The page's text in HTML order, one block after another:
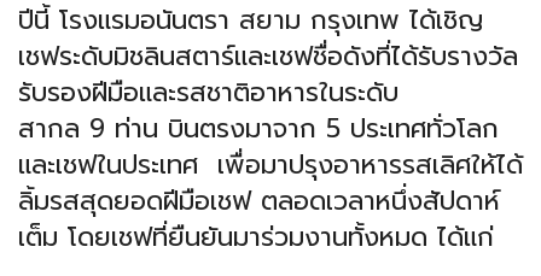
ปีนี้ โรงแรมอนันตรา สยาม กรุงเทพ ได้เชิญ
เชฟระดับมิชลินสตาร์และเชฟชื่อดังที่ได้รับรางวัล
รับรองฝีมือและรสชาติอาหารในระดับ
สากล 9 ท่าน บินตรงมาจาก 5 ประเทศทั่วโลก
และเชฟในประเทศ เพื่อมาปรุงอาหารรสเลิศให้ได้
ลิ้มรสสุดยอดฝีมือเชฟ ตลอดเวลาหนึ่งสัปดาห์
เต็ม โดยเชฟที่ยืนยันมาร่วมงานทั้งหมด ได้แก่